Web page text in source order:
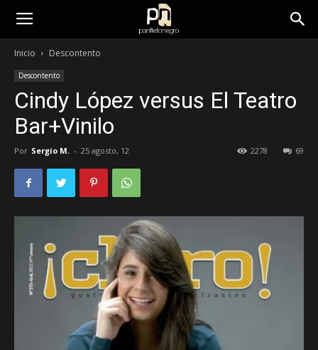
panfletonegro
Inicio Descontento
Descontento
Cindy López versus El Teatro
Bar+Vinilo
Por Sergio M. - 25 agosto, 12 69
2278